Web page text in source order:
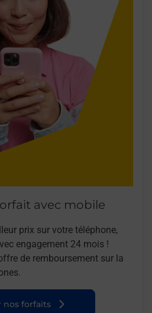
avec mobile
prix sur votre téléphone,
engagement 24 mois !
de remboursement sur la
nos forfaits